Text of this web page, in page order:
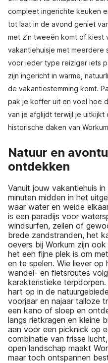
compleet ingerichte keuken
tot laat in de avond geniet
met z’n tweeën komt of
vakantiehuisje met meerdere
voor ieder type reiziger iets
zijn ingericht in warme,
de vakantiestemming komt.
pak je koffer uit en voel hoe
van je afglijdt terwijl je uitkijkt
historische daken van
Natuur en
ontdekken
Vanuit jouw vakantiehuis
minuten midden in het
waar water en weide
is een paradijs voor
windsurfen, zeilen of
brede zandstranden, het
oevers bij Workum zijn
het een fijne plek is om
en te spelen. Wie liever
wandel- en fietsroutes
karakteristieke
hart op in de
voorjaar en najaar talloze
een kano of sloep en
langs rietkragen en kleine
aan voor een picknick op
combinatie van frisse
open landschap maakt
maar toch ontspannen